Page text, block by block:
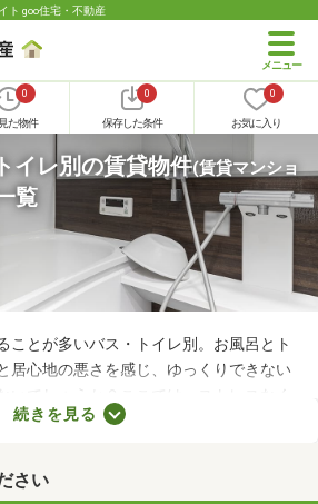
ト goo住宅・不動産
0
た物件
0
保存した条件
0
お気に入り
イレ別の賃貸物件(賃貸マンショ
覧
ことが多いバス・トイレ別。お風呂とト
居心地の悪さを感じ、ゆっくりできない
いでしょうか？ここでは、ストレスなく
イレ別の物件を紹介します。バス・トイ
続きを見る
さい